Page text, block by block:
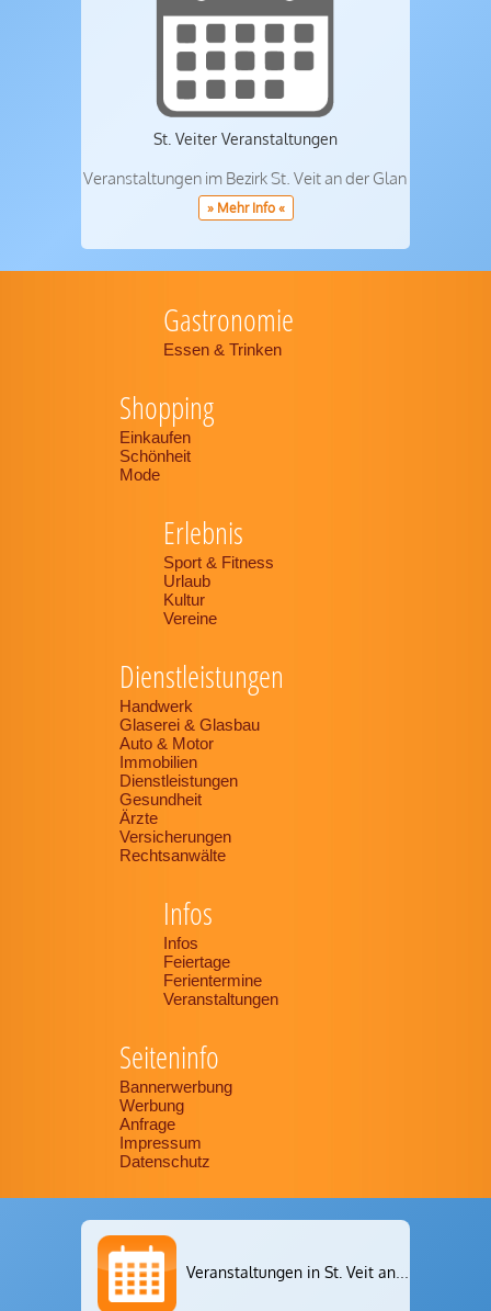
St. Veiter Veranstaltungen
Veranstaltungen im Bezirk St. Veit an der Glan
» Mehr Info «
Gastronomie
Essen & Trinken
Shopping
Einkaufen
Schönheit
Mode
Erlebnis
Sport & Fitness
Urlaub
Kultur
Vereine
Dienstleistungen
Handwerk
Glaserei & Glasbau
Auto & Motor
Immobilien
Dienstleistungen
Gesundheit
Ärzte
Versicherungen
Rechtsanwälte
Infos
Infos
Feiertage
Ferientermine
Veranstaltungen
Seiteninfo
Bannerwerbung
Werbung
Anfrage
Impressum
Datenschutz
Veranstaltungen in St. Veit an der Glan